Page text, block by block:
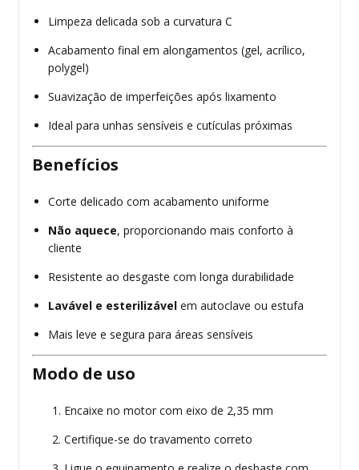
Limpeza delicada sob a curvatura C
Acabamento final em alongamentos (gel, acrílico,
polygel)
Suavização de imperfeições após lixamento
Ideal para unhas sensíveis e cutículas próximas
Benefícios
Corte delicado com acabamento uniforme
Não aquece, proporcionando mais conforto à
cliente
Resistente ao desgaste com longa durabilidade
Lavável e esterilizável em autoclave ou estufa
Mais leve e segura para áreas sensíveis
Modo de uso
Encaixe no motor com eixo de 2,35 mm
Certifique-se do travamento correto